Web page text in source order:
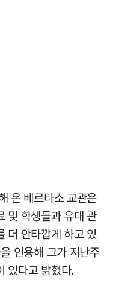
온 베르타소 교관은
및 학생들과 유대 관
더 안타깝게 하고 있
인용해 그가 지난주
있다고 밝혔다.